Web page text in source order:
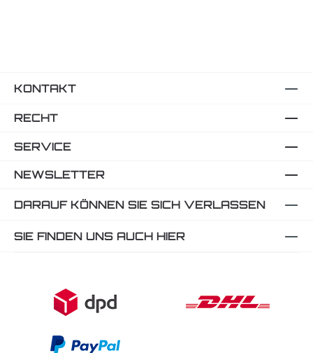
KONTAKT
RECHT
SERVICE
NEWSLETTER
DARAUF KÖNNEN SIE SICH VERLASSEN
SIE FINDEN UNS AUCH HIER